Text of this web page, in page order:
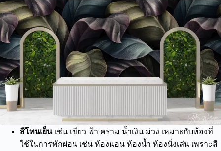
สีโทนเย็นเช่น เขียว ฟ้า คราม น้ำเงิน ม่วง เหมาะกับห้องที่
ใช้ในการพักผ่อน เช่น ห้องนอน ห้องน้ำ ห้องนั่งเล่น เพราะสี